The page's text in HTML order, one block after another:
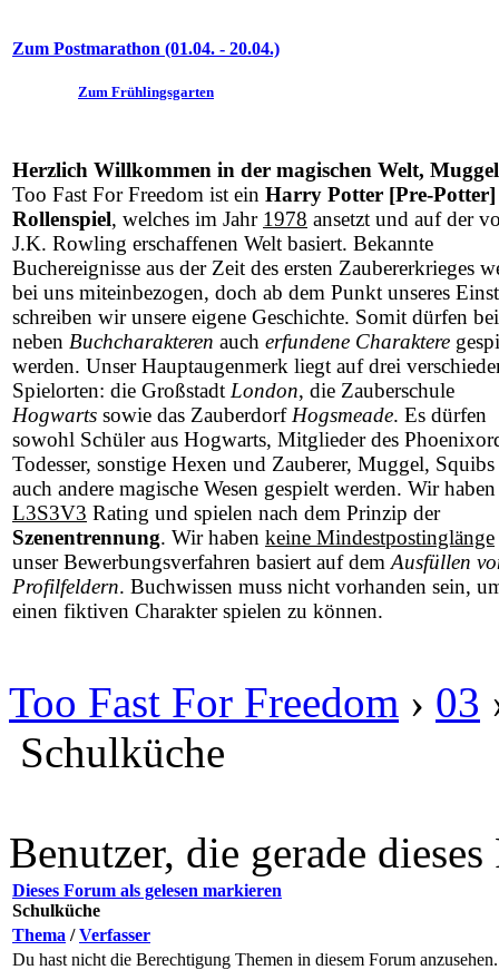
Zum Postmarathon (01.04. - 20.04.)
Zum Frühlingsgarten
Herzlich Willkommen in der magischen Welt, Muggel
Too Fast For Freedom ist ein Harry Potter [Pre-Potter]
Rollenspiel, welches im Jahr 1978 ansetzt und auf der
J.K. Rowling erschaffenen Welt basiert. Bekannte
Buchereignisse aus der Zeit des ersten Zaubererkrieges
bei uns miteinbezogen, doch ab dem Punkt unseres
schreiben wir unsere eigene Geschichte. Somit dürfen
neben Buchcharakteren auch erfundene Charaktere
werden. Unser Hauptaugenmerk liegt auf drei
Spielorten: die Großstadt London, die Zauberschule
Hogwarts sowie das Zauberdorf Hogsmeade. Es dürfen
sowohl Schüler aus Hogwarts, Mitglieder des
Todesser, sonstige Hexen und Zauberer, Muggel, Squibs
auch andere magische Wesen gespielt werden. Wir
L3S3V3 Rating und spielen nach dem Prinzip der
Szenentrennung. Wir haben keine Mindestpostinglänge
unser Bewerbungsverfahren basiert auf dem Ausfüllen
Profilfeldern. Buchwissen muss nicht vorhanden sein,
einen fiktiven Charakter spielen zu können.
Too Fast For Freedom › 03
Schulküche
Benutzer, die gerade
Dieses Forum als gelesen markieren
Schulküche
Thema /Verfasser
Du hast nicht die Berechtigung Themen in diesem Forum anzusehen.